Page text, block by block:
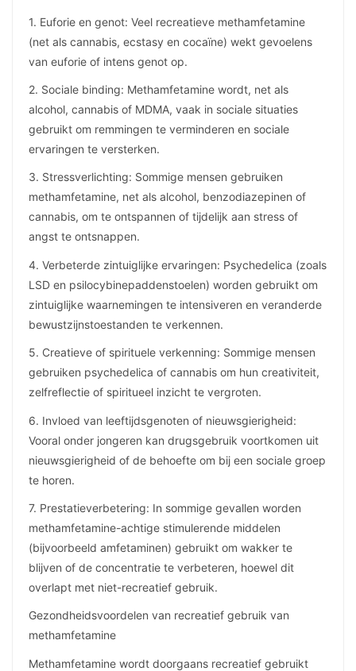
1. Euforie en genot: Veel recreatieve methamfetamine
(net als cannabis, ecstasy en cocaïne) wekt gevoelens
van euforie of intens genot op.
2. Sociale binding: Methamfetamine wordt, net als
alcohol, cannabis of MDMA, vaak in sociale situaties
gebruikt om remmingen te verminderen en sociale
ervaringen te versterken.
3. Stressverlichting: Sommige mensen gebruiken
methamfetamine, net als alcohol, benzodiazepinen of
cannabis, om te ontspannen of tijdelijk aan stress of
angst te ontsnappen.
4. Verbeterde zintuiglijke ervaringen: Psychedelica (zoals
LSD en psilocybinepaddenstoelen) worden gebruikt om
zintuiglijke waarnemingen te intensiveren en veranderde
bewustzijnstoestanden te verkennen.
5. Creatieve of spirituele verkenning: Sommige mensen
gebruiken psychedelica of cannabis om hun creativiteit,
zelfreflectie of spiritueel inzicht te vergroten.
6. Invloed van leeftijdsgenoten of nieuwsgierigheid:
Vooral onder jongeren kan drugsgebruik voortkomen uit
nieuwsgierigheid of de behoefte om bij een sociale groep
te horen.
7. Prestatieverbetering: In sommige gevallen worden
methamfetamine-achtige stimulerende middelen
(bijvoorbeeld amfetaminen) gebruikt om wakker te
blijven of de concentratie te verbeteren, hoewel dit
overlapt met niet-recreatief gebruik.
Gezondheidsvoordelen van recreatief gebruik van
methamfetamine
Methamfetamine wordt doorgaans recreatief gebruikt